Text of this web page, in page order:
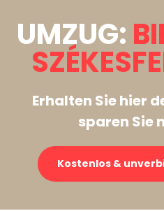
UMZUG:
Erhalten Sie hier
sparen Sie
Kostenlos &